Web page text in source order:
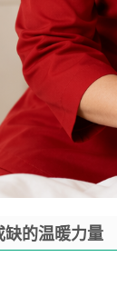
的温暖力量